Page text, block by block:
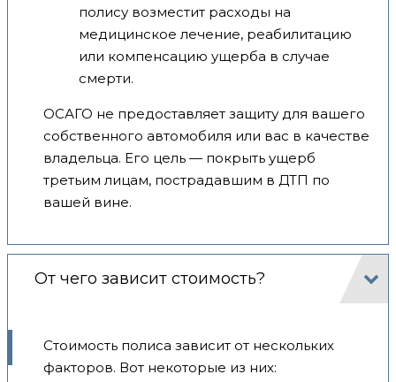
полису возместит расходы на
медицинское лечение, реабилитацию
или компенсацию ущерба в случае
смерти.
ОСАГО не предоставляет защиту для вашего
собственного автомобиля или вас в качестве
владельца. Его цель — покрыть ущерб
третьим лицам, пострадавшим в ДТП по
вашей вине.
От чего зависит стоимость?
Стоимость полиса зависит от нескольких
факторов. Вот некоторые из них: